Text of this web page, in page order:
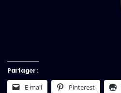
Partager :
E-mail Pinterest